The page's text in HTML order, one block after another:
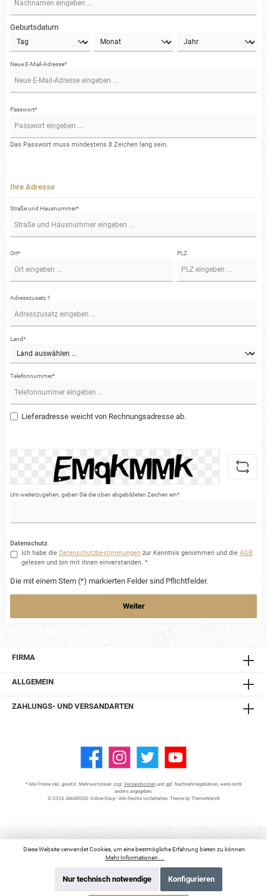
Geburtsdatum
Neue E-Mail-Adresse*
Passwort*
Das Passwort muss mindestens 8 Zeichen lang sein.
Ihre Adresse
Straße und Hausnummer*
Ort* PLZ
Adresszusatz 1
Land*
Telefonnummer*
Lieferadresse weicht von Rechnungsadresse ab.
Um weiterzugehen, geben Sie die oben abgebildeten Zeichen ein*
Datenschutz
Ich habe die Datenschutzbestimmungen zur Kenntnis genommen und dieAGB
gelesen und bin mit ihnen einverstanden. *
Die mit einem Stern (*) markierten Felder sind Pflichtfelder.
Weiter
FIRMA
ALLGEMEIN
ZAHLUNGS- UND VERSANDARTEN
* Alle Preise inkl. gesetzl. Mehrwertsteuer zzgl. Versandkostenund ggf. Nachnahmegebühren, wenn nicht
anders angegeben.
© 2026 AMARODO Online-Shop - Alle Rechte vorbehalten. Theme by ThemeWare®
Diese Website verwendet Cookies, um eine bestmögliche Erfahrung bieten zu können.
Mehr Informationen ...
Nur technisch notwendige Konfigurieren